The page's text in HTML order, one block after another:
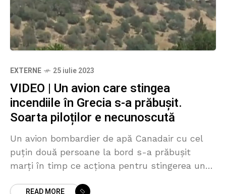
EXTERNE 25 iulie 2023
VIDEO | Un avion care stingea
incendiile în Grecia s-a prăbușit.
Soarta piloților e necunoscută
Un avion bombardier de apă Canadair cu cel
puţin două persoane la bord s-a prăbuşit
marţi în timp ce acţiona pentru stingerea unui
READ MORE